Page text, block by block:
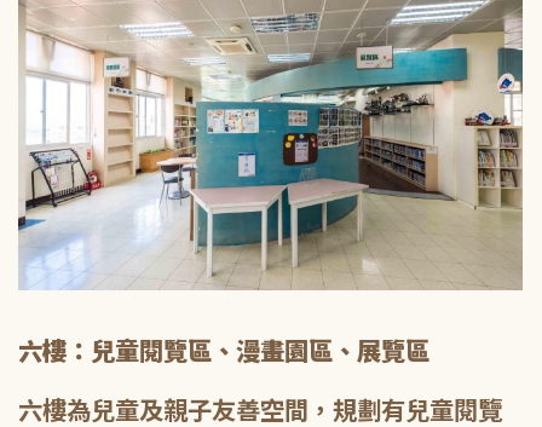
六樓：兒童閱覽區、漫畫園區、展覽區
六樓為兒童及親子友善空間，規劃有兒童閱覽